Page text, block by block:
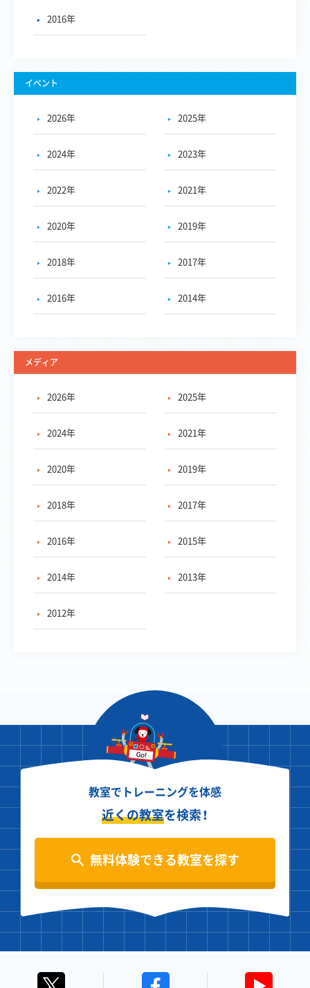
2016年
イベント
2026年 2025年
2024年 2023年
2022年 2021年
2020年 2019年
2018年 2017年
2016年 2014年
メディア
2026年 2025年
2024年 2021年
2020年 2019年
2018年 2017年
2016年 2015年
2014年 2013年
2012年
教室でトレーニングを体感
近くの教室を検索！
無料体験できる教室を探す